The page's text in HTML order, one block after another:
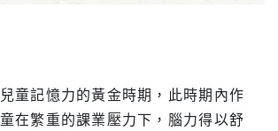
童記憶力的黃金時期，此時期內作
在繁重的課業壓力下，腦力得以舒